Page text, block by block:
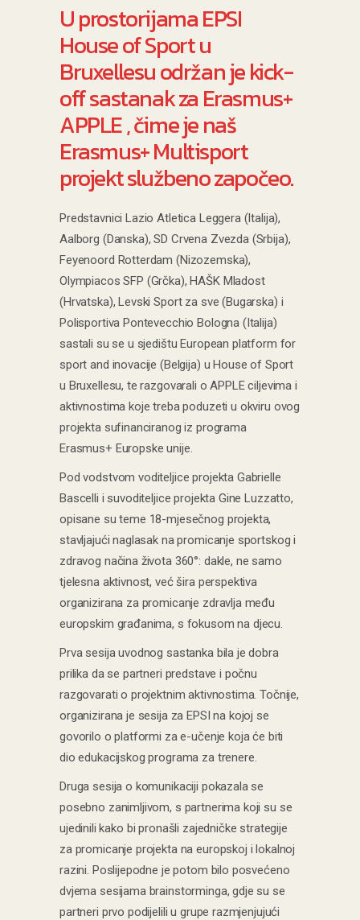
U prostorijama EPSI
House of Sport u
Bruxellesu održan je kick-
off sastanak za Erasmus+
APPLE , čime je naš
Erasmus+ Multisport
projekt službeno započeo.
Predstavnici Lazio Atletica Leggera (Italija),
Aalborg (Danska), SD Crvena Zvezda (Srbija),
Feyenoord Rotterdam (Nizozemska),
Olympiacos SFP (Grčka), HAŠK Mladost
(Hrvatska), Levski Sport za sve (Bugarska) i
Polisportiva Pontevecchio Bologna (Italija)
sastali su se u sjedištu European platform for
sport and inovacije (Belgija) u House of Sport
u Bruxellesu, te razgovarali o APPLE ciljevima i
aktivnostima koje treba poduzeti u okviru ovog
projekta sufinanciranog iz programa
Erasmus+ Europske unije.
Pod vodstvom voditeljice projekta Gabrielle
Bascelli i suvoditeljice projekta Gine Luzzatto,
opisane su teme 18-mjesečnog projekta,
stavljajući naglasak na promicanje sportskog i
zdravog načina života 360°: dakle, ne samo
tjelesna aktivnost, već šira perspektiva
organizirana za promicanje zdravlja među
europskim građanima, s fokusom na djecu.
Prva sesija uvodnog sastanka bila je dobra
prilika da se partneri predstave i počnu
razgovarati o projektnim aktivnostima. Točnije,
organizirana je sesija za EPSI na kojoj se
govorilo o platformi za e-učenje koja će biti
dio edukacijskog programa za trenere.
Druga sesija o komunikaciji pokazala se
posebno zanimljivom, s partnerima koji su se
ujedinili kako bi pronašli zajedničke strategije
za promicanje projekta na europskoj i lokalnoj
razini. Poslijepodne je potom bilo posvećeno
dvjema sesijama brainstorminga, gdje su se
partneri prvo podijelili u grupe razmjenjujući